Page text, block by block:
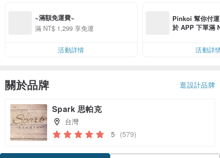
~滿額免運費~
滿 NT$ 1,299 享免運
活動詳情
Pinkoi 幫你付
於 APP 下單滿
活動詳
關於品牌 逛設計品牌
Spark 思帕克
台灣
5 (579)